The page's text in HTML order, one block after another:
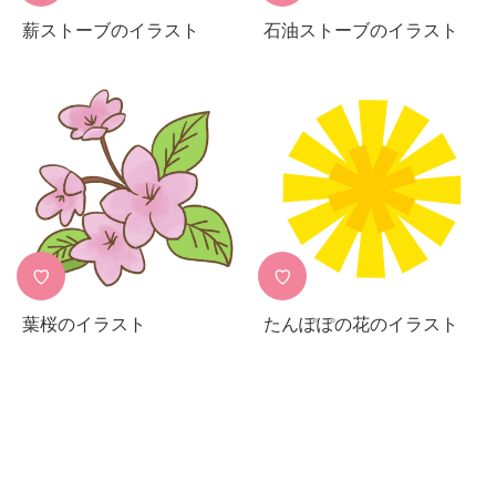
薪ストーブのイラスト 石油ストーブのイラスト
♡
葉桜のイラスト
♡
たんぽぽの花のイラスト